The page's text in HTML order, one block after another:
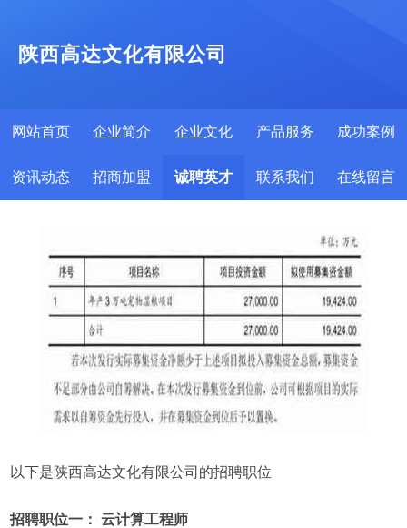
陕西高达文化有限公司
网站首页 企业简介 企业文化 产品服务 成功案例
资讯动态 招商加盟 诚聘英才 联系我们 在线留言
以下是陕西高达文化有限公司的招聘职位
招聘职位一： 云计算工程师